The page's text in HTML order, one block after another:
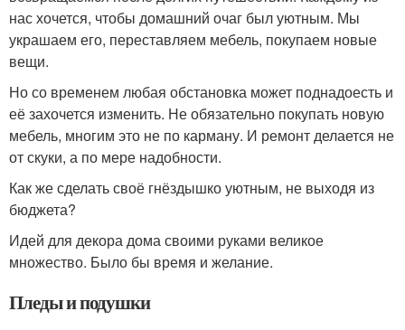
нас хочется, чтобы домашний очаг был уютным. Мы
украшаем его, переставляем мебель, покупаем новые
вещи.
Но со временем любая обстановка может поднадоесть и
её захочется изменить. Не обязательно покупать новую
мебель, многим это не по карману. И ремонт делается не
от скуки, а по мере надобности.
Как же сделать своё гнёздышко уютным, не выходя из
бюджета?
Идей для декора дома своими руками великое
множество. Было бы время и желание.
Пледы и подушки